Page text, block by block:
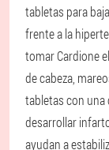
tabletas para
frente a la
tomar Cardione
de cabeza,
tabletas con
desarrollar
ayudan a